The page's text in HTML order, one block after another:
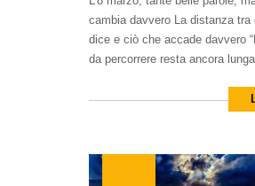
cambia davvero La distanza tra
dice e ciò che accade davvero
da percorrere resta ancora